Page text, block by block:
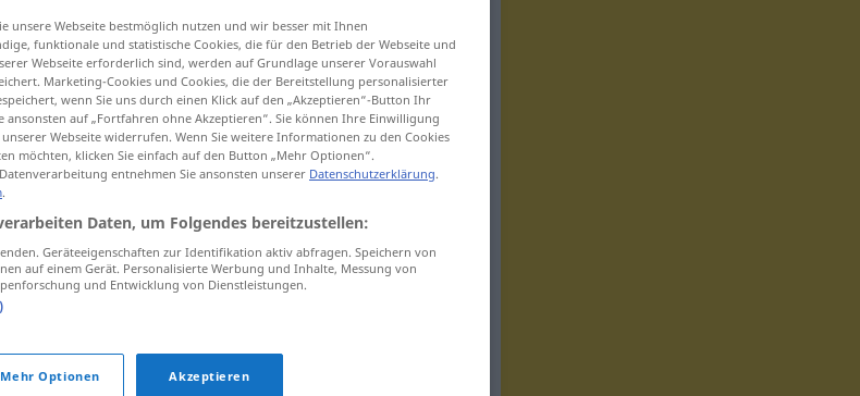
unsere Webseite bestmöglich nutzen und wir besser mit Ihnen
funktionale und statistische Cookies, die für den Betrieb der Webseite und
Webseite erforderlich sind, werden auf Grundlage unserer Vorauswahl
Marketing-Cookies und Cookies, die der Bereitstellung personalisierter
wenn Sie uns durch einen Klick auf den „Akzeptieren“-Button Ihr
ansonsten auf „Fortfahren ohne Akzeptieren“. Sie können Ihre Einwilligung
Webseite widerrufen. Wenn Sie weitere Informationen zu den Cookies
möchten, klicken Sie einfach auf den Button „Mehr Optionen“.
entnehmen Sie ansonsten unserer Datenschutzerklärung.
.
Daten, um Folgendes bereitzustellen:
Geräteeigenschaften zur Identifikation aktiv abfragen. Speichern von
auf einem Gerät. Personalisierte Werbung und Inhalte, Messung von
und Entwicklung von Dienstleistungen.
Mehr Optionen Akzeptieren